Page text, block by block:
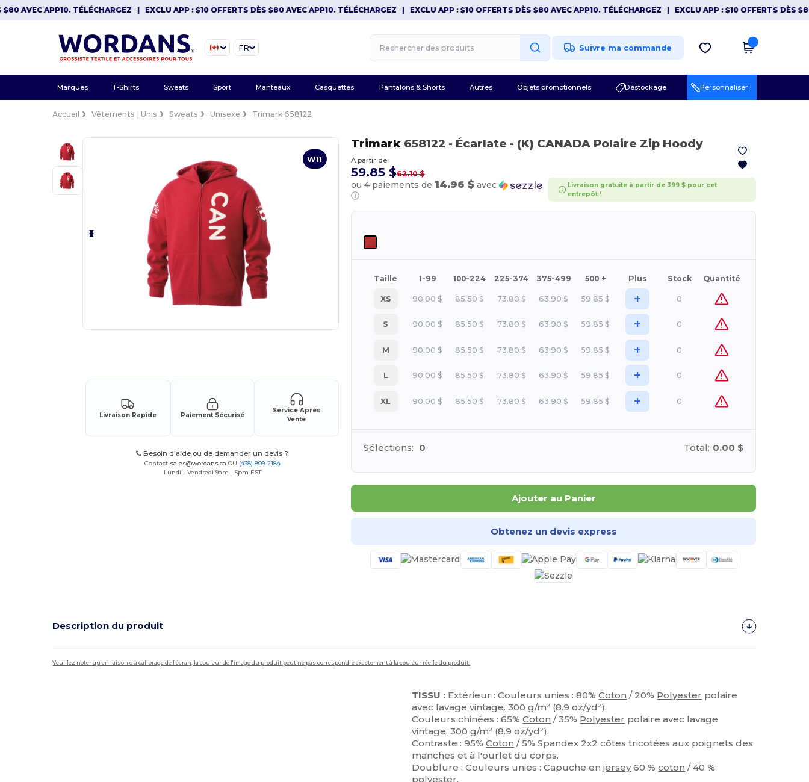
APP10. TÉLÉCHARGEZ|EXCLU APP : $10 OFFERTS DÈS $80 AVEC APP10. TÉLÉCHARGEZ|EXCLU APP : $10 OFFERTS DÈS $80 AVEC APP10. TÉLÉCHARGEZ|EXCLU APP : $10 OFFERTS DÈS $80
FR Suivre ma commande
Marques T-Shirts Sweats Sport Manteaux Casquettes Pantalons & Shorts Autres Objets promotionnels Déstockage Personnaliser !
Accueil Vêtements | Unis Sweats Unisexe Trimark 658122
W11
Livraison Rapide Paiement Sécurisé
Service Après
Vente
Besoin d'aide ou de demander un devis ?
Contact sales@wordans.ca OU (438) 809-2184
Lundi - Vendredi 9am - 5pm EST
Trimark658122 - Écarlate - (K) CANADA Polaire Zip Hoody
À partir de
59.85 $62.10 $
ou 4 paiements de 14.96 $avec
ⓘ
Livraison gratuite à partir de 399 $ pour cet
entrepôt !
Taille 1-99 100-224 225-374 375-499 500 + Plus Stock Quantité
XS 90.00 $ 85.50 $ 73.80 $ 63.90 $ 59.85 $ + 0
S 90.00 $ 85.50 $ 73.80 $ 63.90 $ 59.85 $ + 0
M 90.00 $ 85.50 $ 73.80 $ 63.90 $ 59.85 $ + 0
L 90.00 $ 85.50 $ 73.80 $ 63.90 $ 59.85 $ + 0
XL 90.00 $ 85.50 $ 73.80 $ 63.90 $ 59.85 $ + 0
Sélections: 0 Total: 0.00 $
Ajouter au Panier
Obtenez un devis express
Description du produit
Veuillez noter qu'en raison du calibrage de l'écran, la couleur de l'image du produit peut ne pas correspondre exactement à la couleur réelle du produit.
TISSU : Extérieur : Couleurs unies : 80%Coton / 20% Polyester polaire
avec lavage vintage. 300 g/m² (8.9 oz/yd²).
Couleurs chinées : 65%Coton / 35% Polyester polaire avec lavage
vintage. 300 g/m² (8.9 oz/yd²).
Contraste : 95%Coton / 5% Spandex 2x2 côtes tricotées aux poignets des
manches et à l'ourlet du corps.
Doublure : Couleurs unies : Capuche enjersey60 %coton / 40 %
polyester.